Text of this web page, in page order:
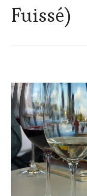
Fuissé)
RESTAURATEUR,
CHEF,
CUISINIER,
ŒNOLOGUE,
SOMMELIER,
SALONS
INTERNATIONAUX,
VIGNOBLES